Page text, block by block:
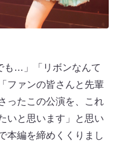
も…」「リボンなんて
ファンの皆さんと先輩
ったこの公演を、これ
いと思います」と思い
本編を締めくくりまし